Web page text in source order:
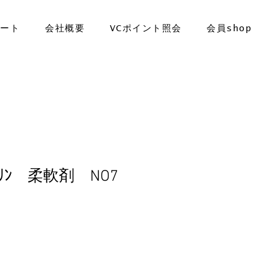
ト 会社概要 VCポイント照会 会員shop
ﾘﾝ 柔軟剤 NO7